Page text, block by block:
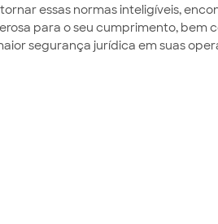
essas normas inteligíveis,
para o seu cumprimento, bem
segurança jurídica em suas